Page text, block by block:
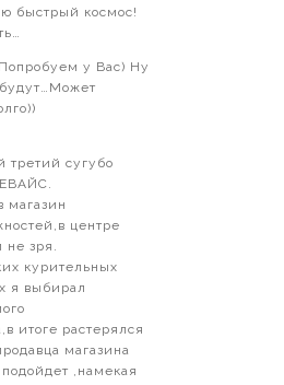
быстрый космос!
у Вас) Ну
третий сугубо
магазин
центре
не зря.
курительных
я выбирал
итоге растерялся
магазина
,намекая